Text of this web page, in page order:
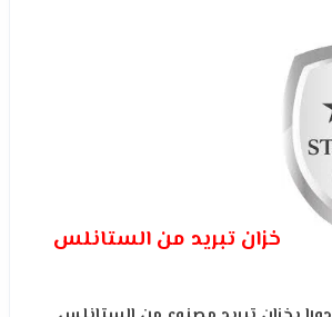
خزان تبريد من الستانلس